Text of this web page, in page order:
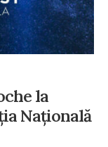
la
Națională